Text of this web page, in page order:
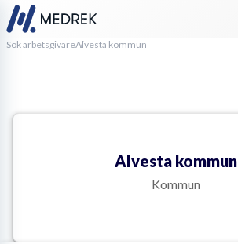
Sök arbetsgivareAlvesta kommun
Alvesta kommun
Kommun